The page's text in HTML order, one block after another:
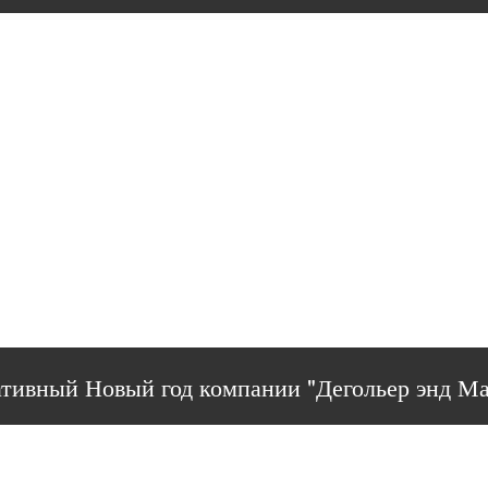
Новый год компании "Дегольер энд